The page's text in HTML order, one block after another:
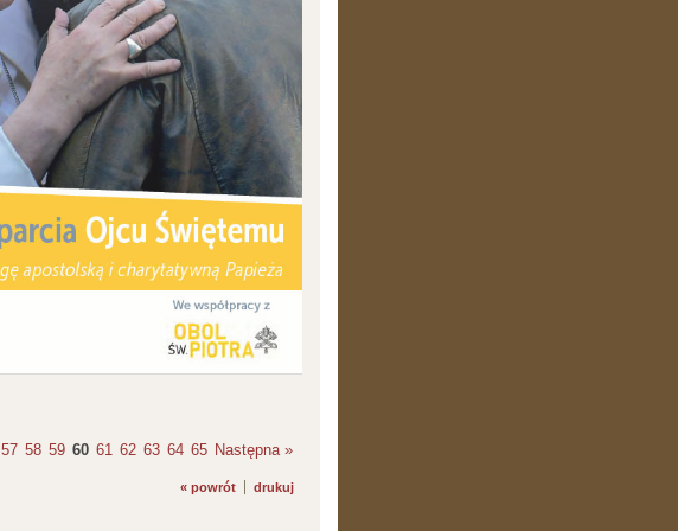
57 58 59 60 61 62 63 64 65 Następna »
drukuj
« powrót